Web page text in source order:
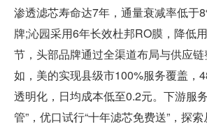
渗透滤芯寿命达7年，通量衰减率低于
牌;沁园采用6年长效杜邦RO膜，降低
节，头部品牌通过全渠道布局与供应
如，美的实现县级市100%服务覆盖，
透明化，日均成本低至0.2元。下游服
管”，优口试行“十年滤芯免费送”，探